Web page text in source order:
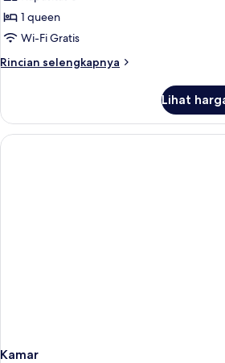
One
Bedroom
Duplex
River
1 queen
Wi-Fi Gratis
Rincian selengkapnya
Rincian
One
Bedroom
Duplex
Lihat
Kamar